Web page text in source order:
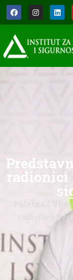
radionici
Početna
radionici